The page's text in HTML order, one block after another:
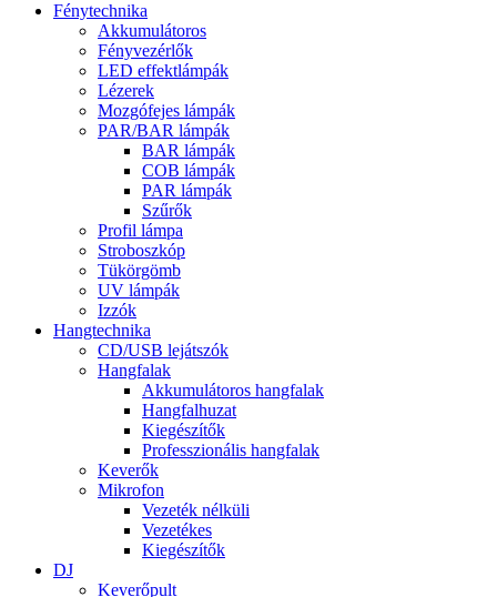
Fénytechnika
Akkumulátoros
Fényvezérlők
LED effektlámpák
Lézerek
Mozgófejes lámpák
PAR/BAR lámpák
BAR lámpák
COB lámpák
PAR lámpák
Szűrők
Profil lámpa
Stroboszkóp
Tükörgömb
UV lámpák
Izzók
Hangtechnika
CD/USB lejátszók
Hangfalak
Akkumulátoros hangfalak
Hangfalhuzat
Kiegészítők
Professzionális hangfalak
Keverők
Mikrofon
Vezeték nélküli
Vezetékes
Kiegészítők
DJ
Keverőpult